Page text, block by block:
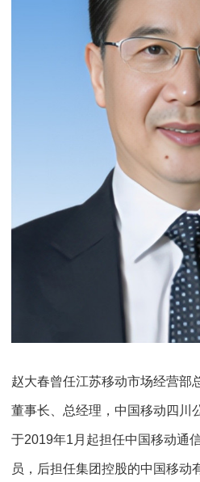
赵大春曾任江苏移动市场经营部
董事长、总经理，中国移动四川
于2019年1月起担任中国移动通
员，后担任集团控股的中国移动